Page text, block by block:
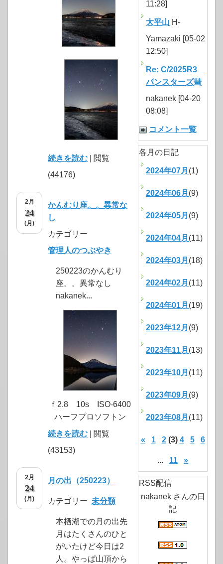
続きを読む | 閲覧
(44176)
2月
24
(月)
かんむり座。。異常な
し
カテゴリー
管理人のつぶやき
250223のかんむり
座。。異常なし
nakanek...
ｆ2.8 10s ISO-6400
ハーフプロソフトン
続きを読む | 閲覧
(43153)
2月
24
(月)
月の出（250223）
カテゴリー 未分類
本栖湖での月の出先
月はたくさんのひと
がいたけど今日は2
人。やっぱ山頂から
11:28]
大平山 H-
Yamazaki [05-02
12:50]
Re: C/2025R3
パンスターズ彗
nakanek [04-20
08:08]
コメント一覧
各月の日記
2024年07月 (1)
2024年06月 (9)
2024年05月 (9)
2024年04月 (11)
2024年03月 (18)
2024年02月 (11)
2024年01月 (19)
2023年12月 (9)
2023年11月 (13)
2023年10月 (11)
2023年09月 (9)
2023年08月 (11)
« 1 2 (3) 4 5 6
... 11 »
RSS配信
nakanek さんの日
記